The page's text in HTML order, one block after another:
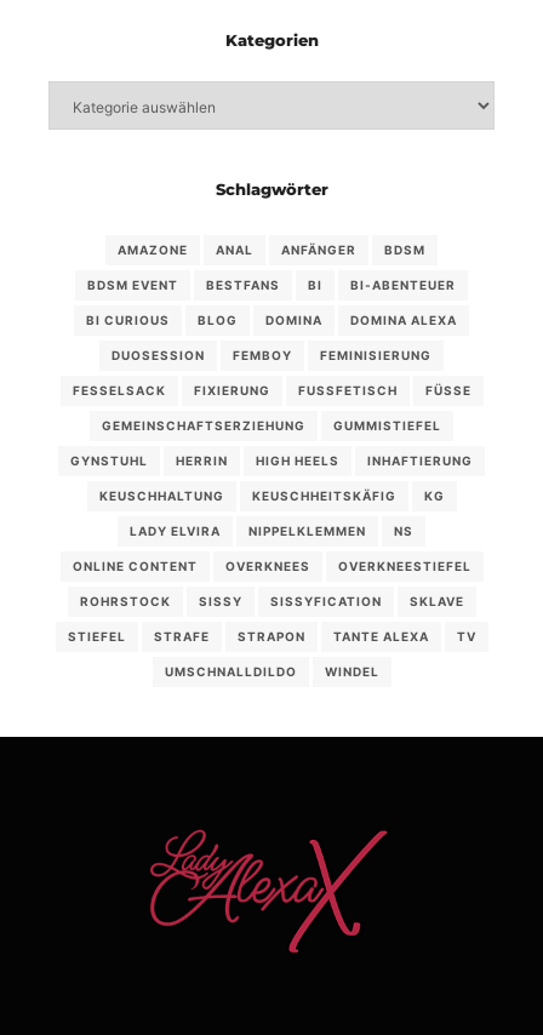
Kategorien
Schlagwörter
AMAZONE ANAL ANFÄNGER BDSM
BDSM EVENT BESTFANS BI BI-ABENTEUER
BI CURIOUS BLOG DOMINA DOMINA ALEXA
DUOSESSION FEMBOY FEMINISIERUNG
FESSELSACK FIXIERUNG FUSSFETISCH FÜSSE
GEMEINSCHAFTSERZIEHUNG GUMMISTIEFEL
GYNSTUHL HERRIN HIGH HEELS INHAFTIERUNG
KEUSCHHALTUNG KEUSCHHEITSKÄFIG KG
LADY ELVIRA NIPPELKLEMMEN NS
ONLINE CONTENT OVERKNEES OVERKNEESTIEFEL
ROHRSTOCK SISSY SISSYFICATION SKLAVE
STIEFEL STRAFE STRAPON TANTE ALEXA TV
UMSCHNALLDILDO WINDEL